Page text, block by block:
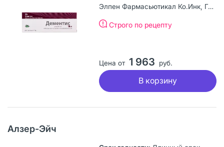
Элпен Фармасьютикал Ко.Инк, Греция
Строго по рецепту
Цена от 1 963 руб.
В корзину
Алзер-Эйч